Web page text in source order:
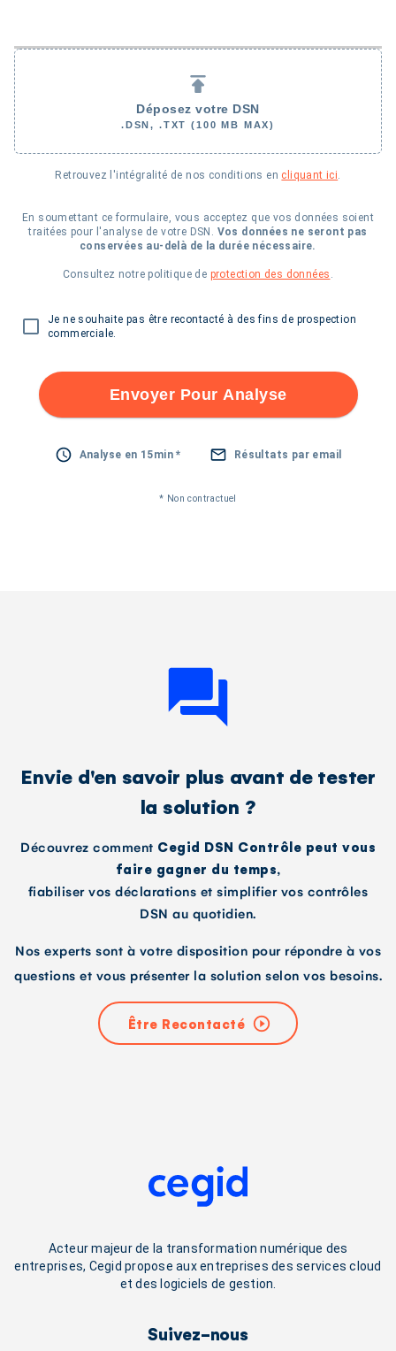
Déposez votre DSN
.DSN, .TXT (100 MB MAX)
Retrouvez l'intégralité de nos conditions en cliquant ici.
En soumettant ce formulaire, vous acceptez que vos données soient
traitées pour l'analyse de votre DSN. Vos données ne seront pas
conservées au-delà de la durée nécessaire.
Consultez notre politique de protection des données .
Je ne souhaite pas être recontacté à des fins de prospection
commerciale.
Envoyer Pour Analyse
Analyse en 15min * Résultats par email
* Non contractuel
Envie d'en savoir plus avant de tester
la solution ?
Découvrez comment Cegid DSN Contrôle peut vous
faire gagner du temps,
fiabiliser vos déclarations et simplifier vos contrôles
DSN au quotidien.
Nos experts sont à votre disposition pour répondre à vos
questions et vous présenter la solution selon vos besoins.
Être Recontacté
Acteur majeur de la transformation numérique des
entreprises, Cegid propose aux entreprises des services cloud
et des logiciels de gestion.
Suivez-nous